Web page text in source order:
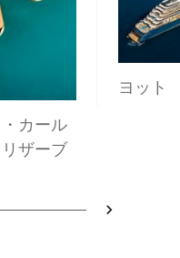
・カール
リザーブ
ヨット
4 5 次へ